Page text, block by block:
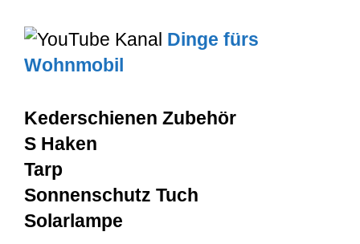
Dinge fürs
Wohnmobil
Kederschienen Zubehör
S Haken
Tarp
Sonnenschutz Tuch
Solarlampe